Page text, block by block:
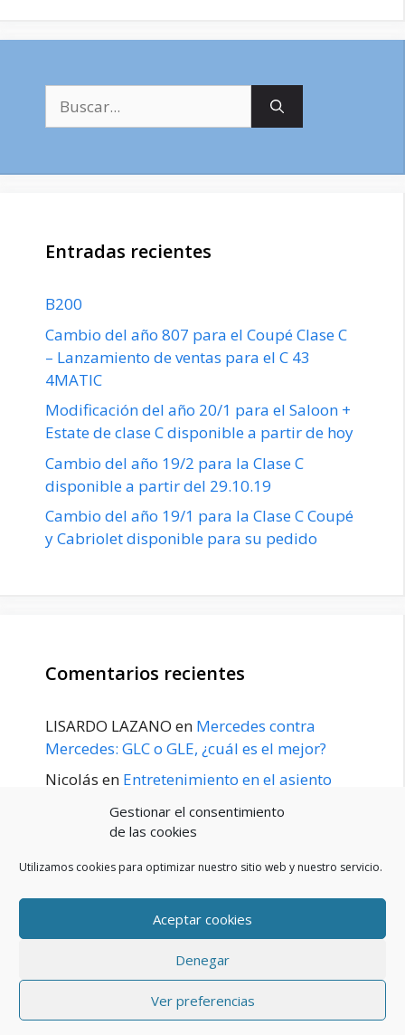
Gestionar el consentimiento
de las cookies
Utilizamos cookies para optimizar nuestro sitio web y nuestro servicio.
Aceptar cookies
Denegar
Ver preferencias
Entradas recientes
B200
Cambio del año 807 para el Coupé Clase C
– Lanzamiento de ventas para el C 43
4MATIC
Modificación del año 20/1 para el Saloon +
Estate de clase C disponible a partir de hoy
Cambio del año 19/2 para la Clase C
disponible a partir del 29.10.19
Cambio del año 19/1 para la Clase C Coupé
y Cabriolet disponible para su pedido
Comentarios recientes
LISARDO LAZANO en Mercedes contra
Mercedes: GLC o GLE, ¿cuál es el mejor?
Nicolás en Entretenimiento en el asiento
principios de 2020
POLÍTICA DE PRIVACIDAD
Política de cookies (UE)
© 2026 Blog De Mercedes-Benz En Español
GeneratePress